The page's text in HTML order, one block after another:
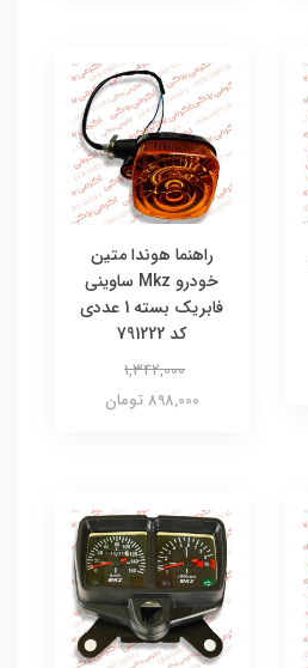
راهنما هوندا متین
خودرو Mkz ساوینی
فابریک بسته 1 عددی
کد 791222
1,342,000
898,000 تومان